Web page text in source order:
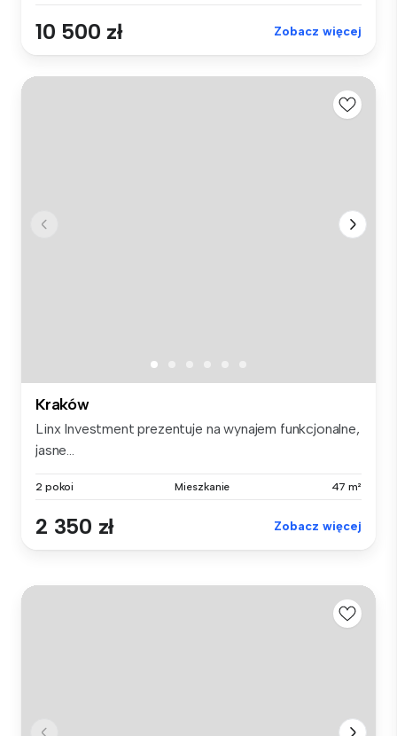
10 500 zł Zobacz więcej
Kraków
Linx Investment prezentuje na wynajem funkcjonalne,
jasne...
2 pokoi Mieszkanie 47 m²
2 350 zł Zobacz więcej